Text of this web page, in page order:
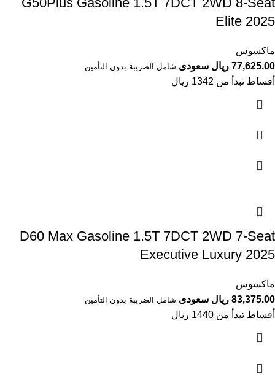
Elite 2025
ماكسوس
77,625.00 ريال سعودى
شامل الضريبة بدون التأمين
أقساط تبدأ من 1342 ريال
D60 Max Gasoline 1.5T 7DCT 2WD 7-Seat
Executive Luxury 2025
ماكسوس
83,375.00 ريال سعودى
شامل الضريبة بدون التأمين
أقساط تبدأ من 1440 ريال